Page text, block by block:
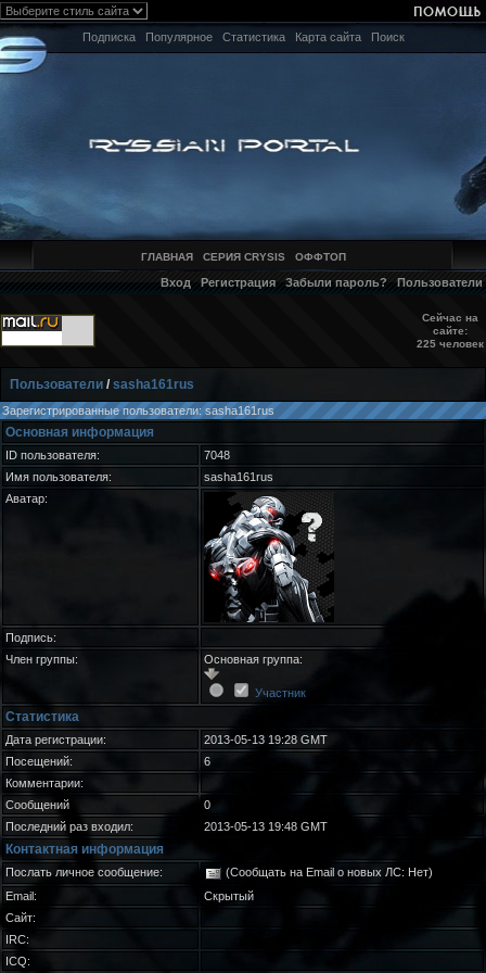
Подписка Популярное Статистика Карта сайта Поиск
ГЛАВНАЯ СЕРИЯ CRYSIS ОФФТОП
Вход Регистрация Забыли пароль? Пользователи
Сейчас на
сайте:
225 человек
Пользователи /sasha161rus
Зарегистрированные пользователи: sasha161rus
Основная информация
ID пользователя:
7048
Имя пользователя:
sasha161rus
Аватар:
Подпись:
Член группы:
Основная группа:
Участник
Статистика
Дата регистрации:
2013-05-13 19:28 GMT
Посещений:
6
Комментарии:
Сообщений
0
Последний раз входил:
2013-05-13 19:48 GMT
Контактная информация
Послать личное сообщение:
(Сообщать на Email о новых ЛС: Нет)
Email:
Скрытый
Сайт:
IRC:
ICQ: